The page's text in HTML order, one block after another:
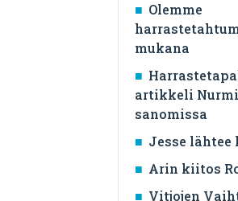
Olemme
mukana
artikkeli
sanomissa
Jesse
Arin kiitos
Vitjojen